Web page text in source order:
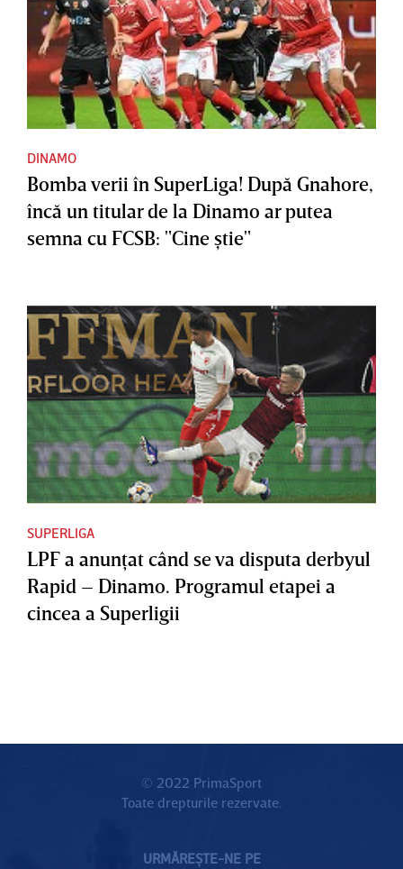
DINAMO
Bomba verii în SuperLiga! După Gnahore,
încă un titular de la Dinamo ar putea
semna cu FCSB: "Cine ştie"
SUPERLIGA
LPF a anunţat când se va disputa derbyul
Rapid – Dinamo. Programul etapei a
cincea a Superligii
© 2022 PrimaSport
Toate drepturile rezervate.
URMĂREȘTE-NE PE